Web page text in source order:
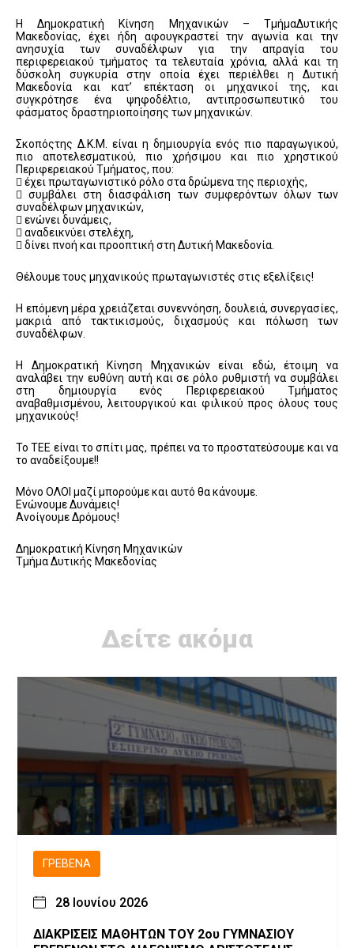
Η Δημοκρατική Κίνηση Μηχανικών – ΤμήμαΔυτικής
Μακεδονίας, έχει ήδη αφουγκραστεί την αγωνία και την
ανησυχία των συναδέλφων για την απραγία του
περιφερειακού τμήματος τα τελευταία χρόνια, αλλά και τη
δύσκολη συγκυρία στην οποία έχει περιέλθει η Δυτική
Μακεδονία και κατ’ επέκταση οι μηχανικοί της, και
συγκρότησε ένα ψηφοδέλτιο, αντιπροσωπευτικό του
φάσματος δραστηριοποίησης των μηχανικών.
Σκοπόςτης Δ.Κ.Μ. είναι η δημιουργία ενός πιο παραγωγικού,
πιο αποτελεσματικού, πιο χρήσιμου και πιο χρηστικού
Περιφερειακού Τμήματος, που:
 έχει πρωταγωνιστικό ρόλο στα δρώμενα της περιοχής,
 συμβάλει στη διασφάλιση των συμφερόντων όλων των
συναδέλφων μηχανικών,
 ενώνει δυνάμεις,
 αναδεικνύει στελέχη,
 δίνει πνοή και προοπτική στη Δυτική Μακεδονία.
Θέλουμε τους μηχανικούς πρωταγωνιστές στις εξελίξεις!
Η επόμενη μέρα χρειάζεται συνεννόηση, δουλειά, συνεργασίες,
μακριά από τακτικισμούς, διχασμούς και πόλωση των
συναδέλφων.
Η Δημοκρατική Κίνηση Μηχανικών είναι εδώ, έτοιμη να
αναλάβει την ευθύνη αυτή και σε ρόλο ρυθμιστή να συμβάλει
στη δημιουργία ενός Περιφερειακού Τμήματος
αναβαθμισμένου, λειτουργικού και φιλικού προς όλους τους
μηχανικούς!
Το ΤΕΕ είναι το σπίτι μας, πρέπει να το προστατεύσουμε και να
το αναδείξουμε!!
Μόνο ΟΛΟΙ μαζί μπορούμε και αυτό θα κάνουμε.
Ενώνουμε Δυνάμεις!
Ανοίγουμε Δρόμους!
Δημοκρατική Κίνηση Μηχανικών
Τμήμα Δυτικής Μακεδονίας
Δείτε ακόμα
ΓΡΕΒΕΝΆ
28 Ιουνίου 2026
ΔΙΑΚΡΙΣΕΙΣ ΜΑΘΗΤΩΝ ΤΟΥ 2ου ΓΥΜΝΑΣΙΟΥ